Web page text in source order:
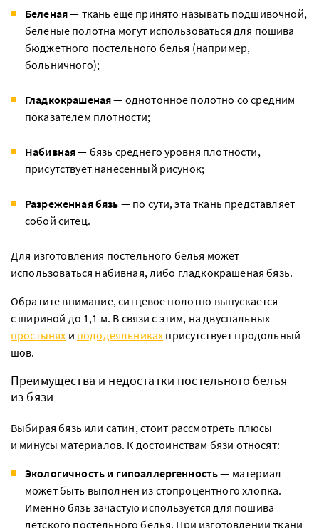
Беленая— ткань еще принято называть подшивочной,
беленые полотна могут использоваться для пошива
бюджетного постельного белья (например,
больничного);
Гладкокрашеная— однотонное полотно со средним
показателем плотности;
Набивная— бязь среднего уровня плотности,
присутствует нанесенный рисунок;
Разреженная бязь — по сути, эта ткань представляет
собой ситец.
Для изготовления постельного белья может
использоваться набивная, либо гладкокрашеная бязь.
Обратите внимание, ситцевое полотно выпускается
с шириной до 1,1 м. В связи с этим, на двуспальных
простынях и пододеяльниках присутствует продольный
шов.
Преимущества и недостатки постельного белья
из бязи
Выбирая бязь или сатин, стоит рассмотреть плюсы
и минусы материалов. К достоинствам бязи относят:
Экологичность и гипоаллергенность— материал
может быть выполнен из стопроцентного хлопка.
Именно бязь зачастую используется для пошива
детского постельного белья. При изготовлении ткани